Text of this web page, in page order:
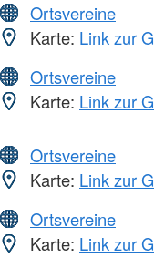
Ortsvereine
Karte: Link zur
Ortsvereine
Karte: Link zur
Ortsvereine
Karte: Link zur
Ortsvereine
Karte: Link zur